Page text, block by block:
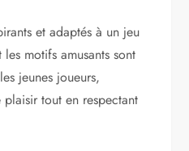
et adaptés à un jeu
motifs amusants sont
jeunes joueurs,
tout en respectant